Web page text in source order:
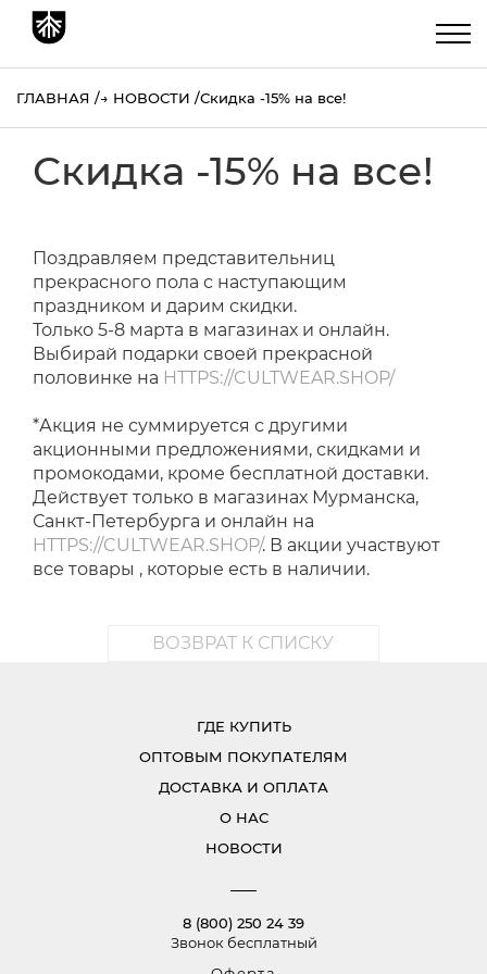
ГЛАВНАЯ → НОВОСТИ Скидка -15% на все!
Скидка -15% на все!
Поздравляем представительниц
прекрасного пола с наступающим
праздником и дарим скидки.
Только 5-8 марта в магазинах и онлайн.
Выбирай подарки своей прекрасной
половинке на HTTPS://CULTWEAR.SHOP/
*Акция не суммируется с другими
акционными предложениями, скидками и
промокодами, кроме бесплатной доставки.
Действует только в магазинах Мурманска,
Санкт-Петербурга и онлайн на
HTTPS://CULTWEAR.SHOP/. В акции участвуют
все товары , которые есть в наличии.
ВОЗВРАТ К СПИСКУ
ГДЕ КУПИТЬ
ОПТОВЫМ ПОКУПАТЕЛЯМ
ДОСТАВКА И ОПЛАТА
О НАС
НОВОСТИ
8 (800) 250 24 39
Звонок бесплатный